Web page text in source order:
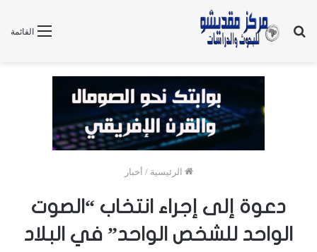
القائمة
بحث
الرئيسية / أخبار
دعوة إلى إجراء انتخاب “الصوت
الواحد للشخص الواحد” في البلاد